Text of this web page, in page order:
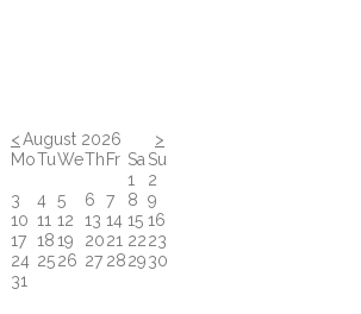
<August 2026
>
MoTuWeTh Fr SaSu
1
2
3
4 5 6 7 8 9
10 11 12 13 14 15 16
17 1819 2021 2223
24 2526 27 282930
31